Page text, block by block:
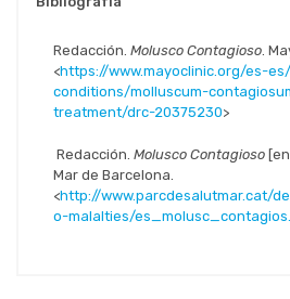
Redacción. Molusco Contagioso .
<https://www.mayoclinic.org/es-
conditions/molluscum-
treatment/drc-20375230>
Redacción. Molusco Contagioso
Mar de Barcelona.
<http://www.parcdesalutmar.cat/
o-malalties/